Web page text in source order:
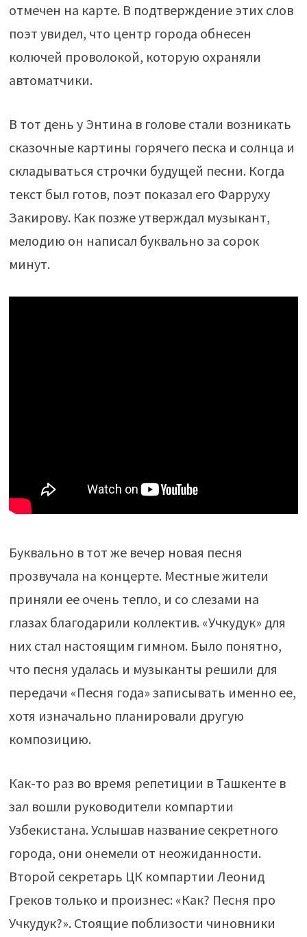
отмечен на карте. В подтверждение этих слов
поэт увидел, что центр города обнесен
колючей проволокой, которую охраняли
автоматчики.
В тот день у Энтина в голове стали возникать
сказочные картины горячего песка и солнца и
складываться строчки будущей песни. Когда
текст был готов, поэт показал его Фарруху
Закирову. Как позже утверждал музыкант,
мелодию он написал буквально за сорок
минут.
Буквально в тот же вечер новая песня
прозвучала на концерте. Местные жители
приняли ее очень тепло, и со слезами на
глазах благодарили коллектив. «Учкудук» для
них стал настоящим гимном. Было понятно,
что песня удалась и музыканты решили для
передачи «Песня года» записывать именно ее,
хотя изначально планировали другую
композицию.
Как-то раз во время репетиции в Ташкенте в
зал вошли руководители компартии
Узбекистана. Услышав название секретного
города, они онемели от неожиданности.
Второй секретарь ЦК компартии Леонид
Греков только и произнес: «Как? Песня про
Учкудук?». Стоящие поблизости чиновники